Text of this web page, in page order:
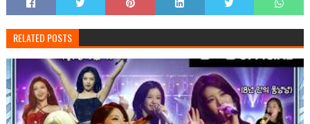
RELATED POSTS